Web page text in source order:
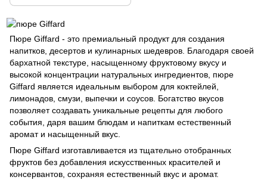
Пюре Giffard - это премиальный продукт для создания
напитков, десертов и кулинарных шедевров. Благодаря своей
бархатной текстуре, насыщенному фруктовому вкусу и
высокой концентрации натуральных ингредиентов, пюре
Giffard является идеальным выбором для коктейлей,
лимонадов, смузи, выпечки и соусов. Богатство вкусов
позволяет создавать уникальные рецепты для любого
события, даря вашим блюдам и напиткам естественный
аромат и насыщенный вкус.
Пюре Giffard изготавливается из тщательно отобранных
фруктов без добавления искусственных красителей и
консервантов, сохраняя естественный вкус и аромат.